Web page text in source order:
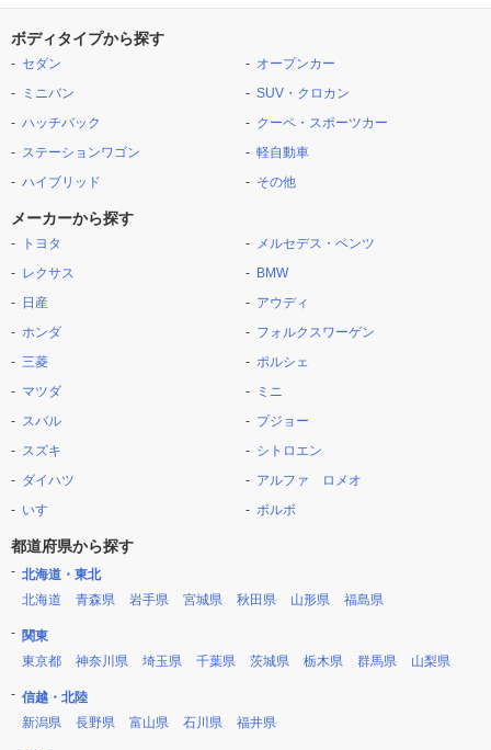
ボディタイプから探す
セダン
ミニバン
ハッチバック
ステーションワゴン
ハイブリッド
オープンカー
SUV・クロカン
クーペ・スポーツカー
軽自動車
その他
メーカーから探す
トヨタ
レクサス
日産
ホンダ
三菱
マツダ
スバル
スズキ
ダイハツ
いすゞ
メルセデス・ベンツ
BMW
アウディ
フォルクスワーゲン
ポルシェ
ミニ
プジョー
シトロエン
アルファ ロメオ
ボルボ
都道府県から探す
北海道・東北
北海道
青森県 岩手県 宮城県 秋田県 山形県 福島県
関東
東京都
神奈川県 埼玉県 千葉県 茨城県 栃木県 群馬県 山梨県
信越・北陸
新潟県
長野県 富山県 石川県 福井県